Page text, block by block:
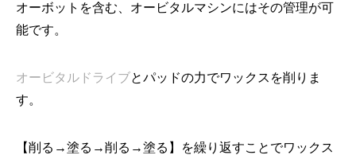
オーボットを含む、オービタルマシンにはその管理が可
能です。
オービタルドライブとパッドの力でワックスを削りま
す。
【削る→塗る→削る→塗る】
を繰り返すことでワックス